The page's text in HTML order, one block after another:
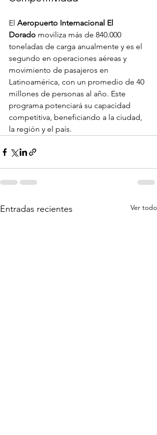
El Aeropuerto Internacional El
Dorado moviliza más de 840.000
toneladas de carga anualmente y es el
segundo en operaciones aéreas y
movimiento de pasajeros en
Latinoamérica, con un promedio de 40
millones de personas al año. Este
programa potenciará su capacidad
competitiva, beneficiando a la ciudad,
la región y el país.
Entradas recientes Ver todo